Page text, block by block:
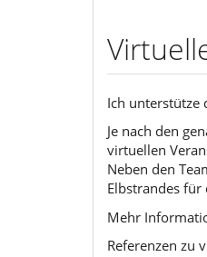
Ich unterstütze
Je nach den
virtuellen
Neben den
Elbstrandes
Mehr
Referenzen zu